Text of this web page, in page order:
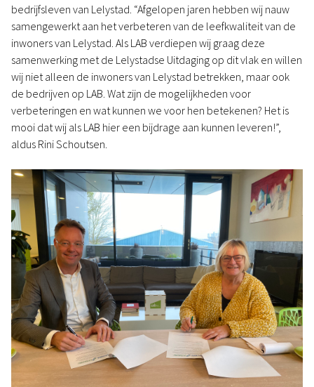
bedrijfsleven van Lelystad. “Afgelopen jaren hebben wij nauw
samengewerkt aan het verbeteren van de leefkwaliteit van de
inwoners van Lelystad. Als LAB verdiepen wij graag deze
samenwerking met de Lelystadse Uitdaging op dit vlak en willen
wij niet alleen de inwoners van Lelystad betrekken, maar ook
de bedrijven op LAB. Wat zijn de mogelijkheden voor
verbeteringen en wat kunnen we voor hen betekenen? Het is
mooi dat wij als LAB hier een bijdrage aan kunnen leveren!”,
aldus Rini Schoutsen.